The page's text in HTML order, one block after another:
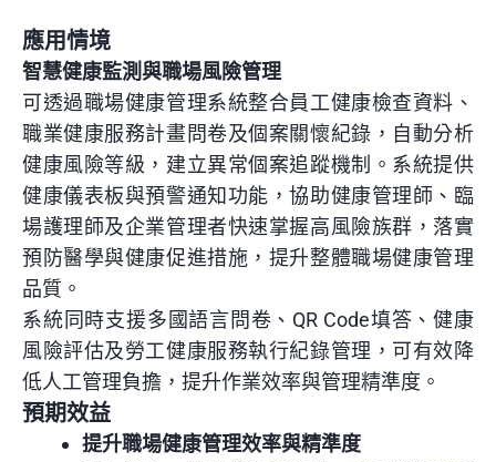
應用情境
智慧健康監測與職場風險管理
可透過職場健康管理系統整合員工健康檢查資料、
職業健康服務計畫問卷及個案關懷紀錄，自動分析
健康風險等級，建立異常個案追蹤機制。系統提供
健康儀表板與預警通知功能，協助健康管理師、臨
場護理師及企業管理者快速掌握高風險族群，落實
預防醫學與健康促進措施，提升整體職場健康管理
品質。
系統同時支援多國語言問卷、QR Code填答、健康
風險評估及勞工健康服務執行紀錄管理，可有效降
低人工管理負擔，提升作業效率與管理精準度。
預期效益
提升職場健康管理效率與精準度